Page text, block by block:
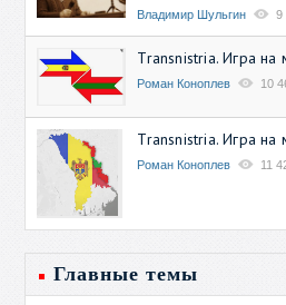
Владимир Шульгин 9
Transnistria. Игра
Роман Коноплев 10
Transnistria. Игра
Роман Коноплев 11
Главные темы